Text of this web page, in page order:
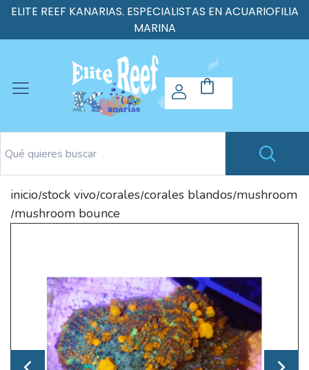
ELITE REEF KANARIAS. ESPECIALISTAS EN ACUARIOFILIA
MARINA
inicio/stock vivo/corales/corales blandos/mushroom
/mushroom bounce